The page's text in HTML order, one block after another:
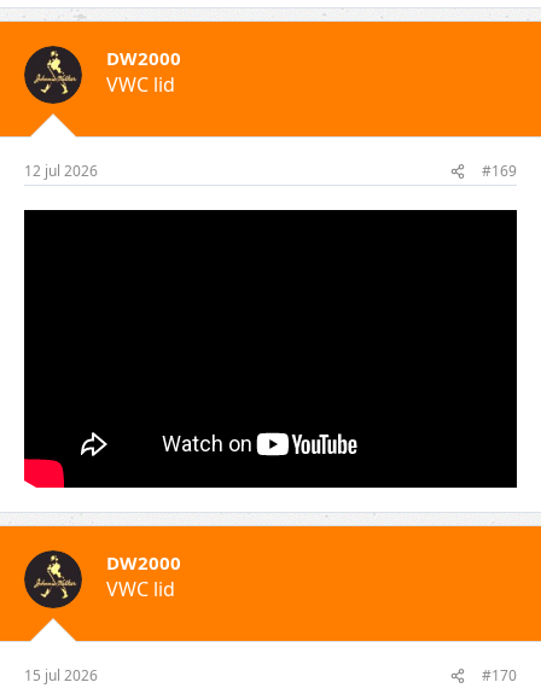
DW2000
VWC lid
12 jul 2026 #169
DW2000
VWC lid
15 jul 2026 #170